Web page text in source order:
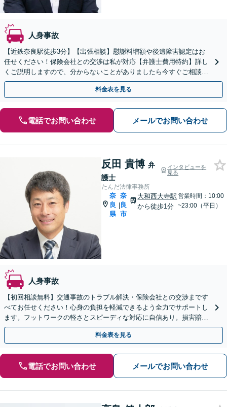
人身事故
【近鉄奈良駅徒歩3分】【出張相談】慰謝料増額や後遺障害認定はお
任せください！保険会社との交渉は私が対応【弁護士費用特約】詳し
くご説明しますので、分からないことがありましたら今すぐご相談く
ださい。
料金表を見る
電話でお問い合わせ メールでお問い合わせ
反田 貴博 弁
護士
インタビューを
見る
たんだ法律事務所
奈
良
県
|
奈
良
市
大和西大寺駅
から徒歩1分
営業時間：10:00
~23:00（平日）
人身事故
【初回相談無料】交通事故のトラブル解決・保険会社との交渉まです
べてお任せください！心身の負担を軽減できるよう全力でサポートし
ます。フットワークの軽さとスピーディな対応に自信あり。損害賠償
請求／示談交渉【休日・夜間対応可】【大和西大寺駅1分】
料金表を見る
電話でお問い合わせ メールでお問い合わせ